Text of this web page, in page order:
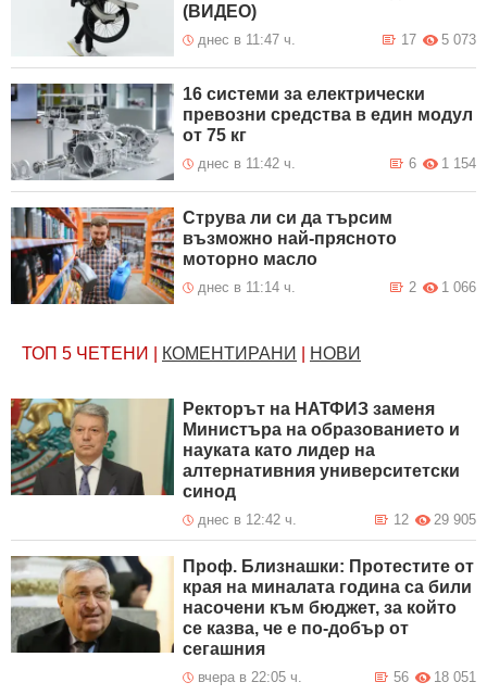
(ВИДЕО)
днес в 11:47 ч. 5 073
17
16 системи за електрически
превозни средства в един модул
от 75 кг
днес в 11:42 ч. 1 154
6
Струва ли си да търсим
възможно най-прясното
моторно масло
днес в 11:14 ч. 1 066
2
ТОП 5 ЧЕТЕНИ КОМЕНТИРАНИ НОВИ
Ректорът на НАТФИЗ заменя
Министъра на образованието и
науката като лидер на
алтернативния университетски
синод
днес в 12:42 ч. 29 905
12
Проф. Близнашки: Протестите от
края на миналата година са били
насочени към бюджет, за който
се казва, че е по-добър от
сегашния
вчера в 22:05 ч. 18 051
56